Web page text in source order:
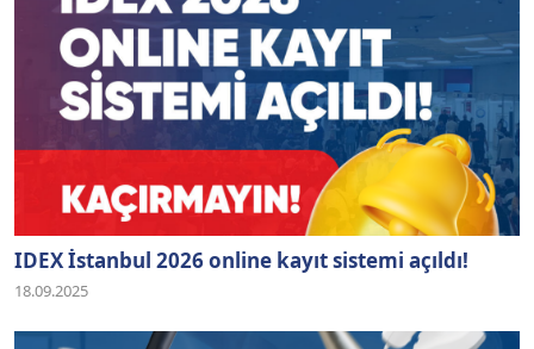
IDEX İstanbul 2026 online kayıt sistemi açıldı!
18.09.2025